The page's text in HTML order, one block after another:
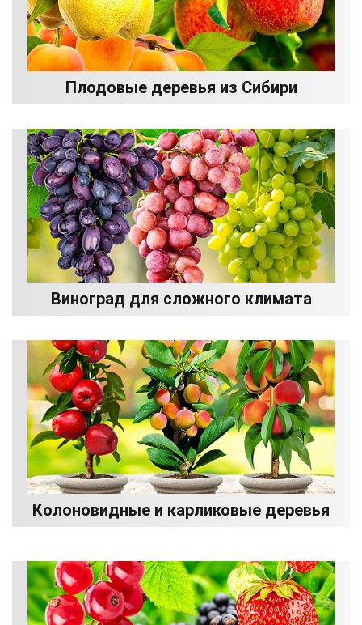
Плодовые деревья из Сибири
Виноград для сложного климата
Колоновидные и карликовые деревья